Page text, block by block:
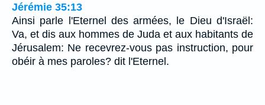
Jérémie 35:13
Ainsi parle l'Eternel des armées, le Dieu d'Israël:
Va, et dis aux hommes de Juda et aux habitants de
Jérusalem: Ne recevrez-vous pas instruction, pour
obéir à mes paroles? dit l'Eternel.